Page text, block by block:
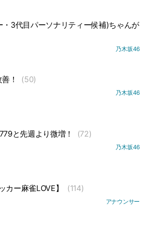
3代目パーソナリティー候補)ちゃんが
乃木坂46
！ (50)
乃木坂46
と先週より微増！ (72)
乃木坂46
カー麻雀LOVE】 (114)
アナウンサー